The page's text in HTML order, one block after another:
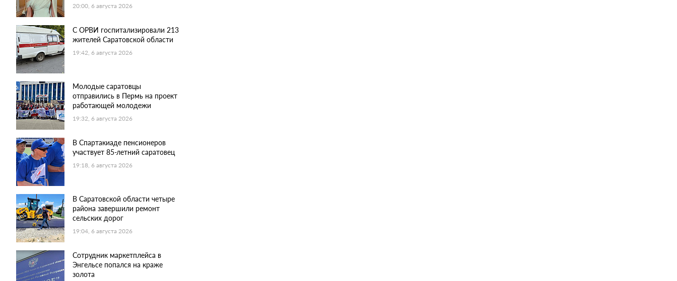
20:00, 6 августа 2026
С ОРВИ госпитализировали 213
жителей Саратовской области
19:42, 6 августа 2026
Молодые саратовцы
отправились в Пермь на проект
работающей молодежи
19:32, 6 августа 2026
В Спартакиаде пенсионеров
участвует 85-летний саратовец
19:18, 6 августа 2026
В Саратовской области четыре
района завершили ремонт
сельских дорог
19:04, 6 августа 2026
Сотрудник маркетплейса в
Энгельсе попался на краже
золота